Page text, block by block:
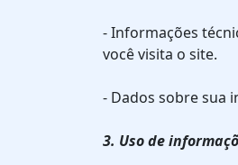
- Informações
você visita o site.
- Dados sobre sua
3. Uso de